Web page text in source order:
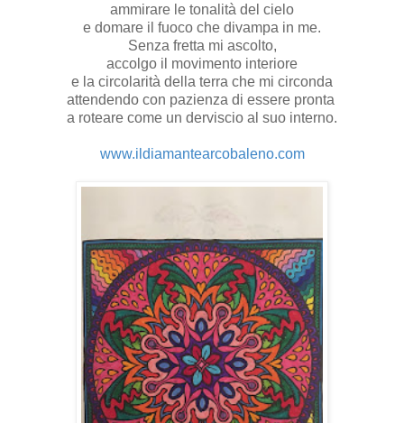
ammirare le tonalità del cielo
e domare il fuoco che divampa in me.
Senza fretta mi ascolto,
accolgo il movimento interiore
e la circolarità della terra che mi circonda
attendendo con pazienza di essere pronta
a roteare come un derviscio al suo interno.
www.ildiamantearcobaleno.com